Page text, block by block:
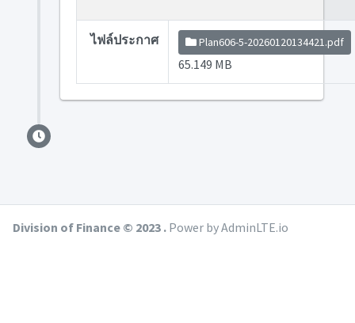
ไฟล์ประกาศ Plan606-5-20260120134421.pdf
65.149 MB
Division of Finance © 2023 . Power by AdminLTE.io